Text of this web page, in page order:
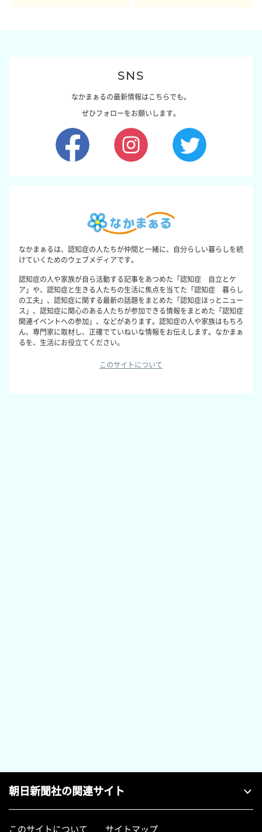
SNS
なかまぁるの最新情報はこちらでも。
ぜひフォローをお願いします。
なかまぁるは、認知症の人たちが仲間と一緒に、自分らしい暮らしを続
けていくためのウェブメディアです。
認知症の人や家族が自ら活動する記事をあつめた「認知症 自立とケ
ア」や、認知症と生きる人たちの生活に焦点を当てた「認知症 暮らし
の工夫」、認知症に関する最新の話題をまとめた「認知症ほっとニュー
ス」、認知症に関心のある人たちが参加できる情報をまとめた「認知症
関連イベントへの参加」、などがあります。認知症の人や家族はもちろ
ん、専門家に取材し、正確でていねいな情報をお伝えします。なかまぁ
るを、生活にお役立てください。
このサイトについて
朝日新聞社の関連サイト
このサイトについて サイトマップ